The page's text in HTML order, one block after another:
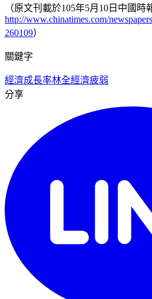
（原文刊載於105年5月10日中國時
http://www.chinatimes.com/
260109）
關鍵字
經濟成長率林全經濟疲弱
分享